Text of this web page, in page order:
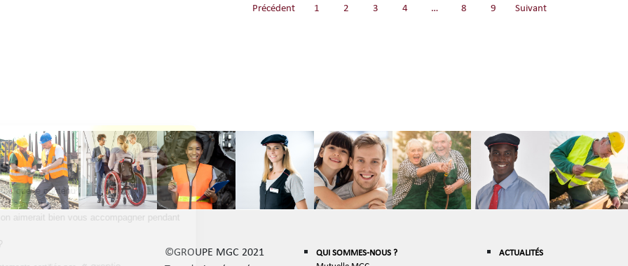
Précédent 1 2 3 4 … 8 9 Suivant
©GROUPE MGC 2021
QUI SOMMES-NOUS ?
ACTUALITÉS
Salut c'est nous...
les Cookies !
On a attendu d'être sûrs que le contenu
de ce site vous intéresse avant de
vous déranger, mais on aimerait bien vous accompagner pendant